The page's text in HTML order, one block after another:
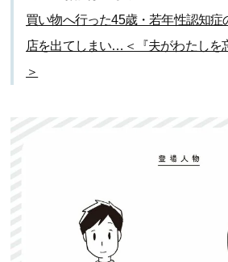
買い物へ行った45歳・若年性認知症
店を出てしまい…＜『夫がわたしを
＞